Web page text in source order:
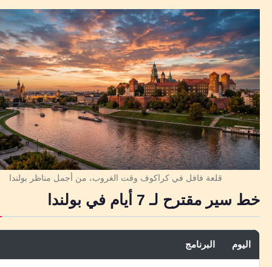
قلعة فافل في كراكوف وقت الغروب، من أجمل مناظر بولندا
خط سير مقترح لـ 7 أيام في بولندا
اليوم البرنامج